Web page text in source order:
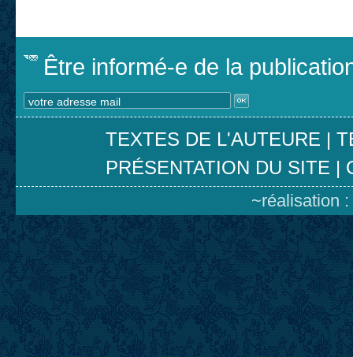
Être informé-e de la
TEXTES DE L'AUTEURE |
PRÉSENTATION DU SITE |
~réalisation